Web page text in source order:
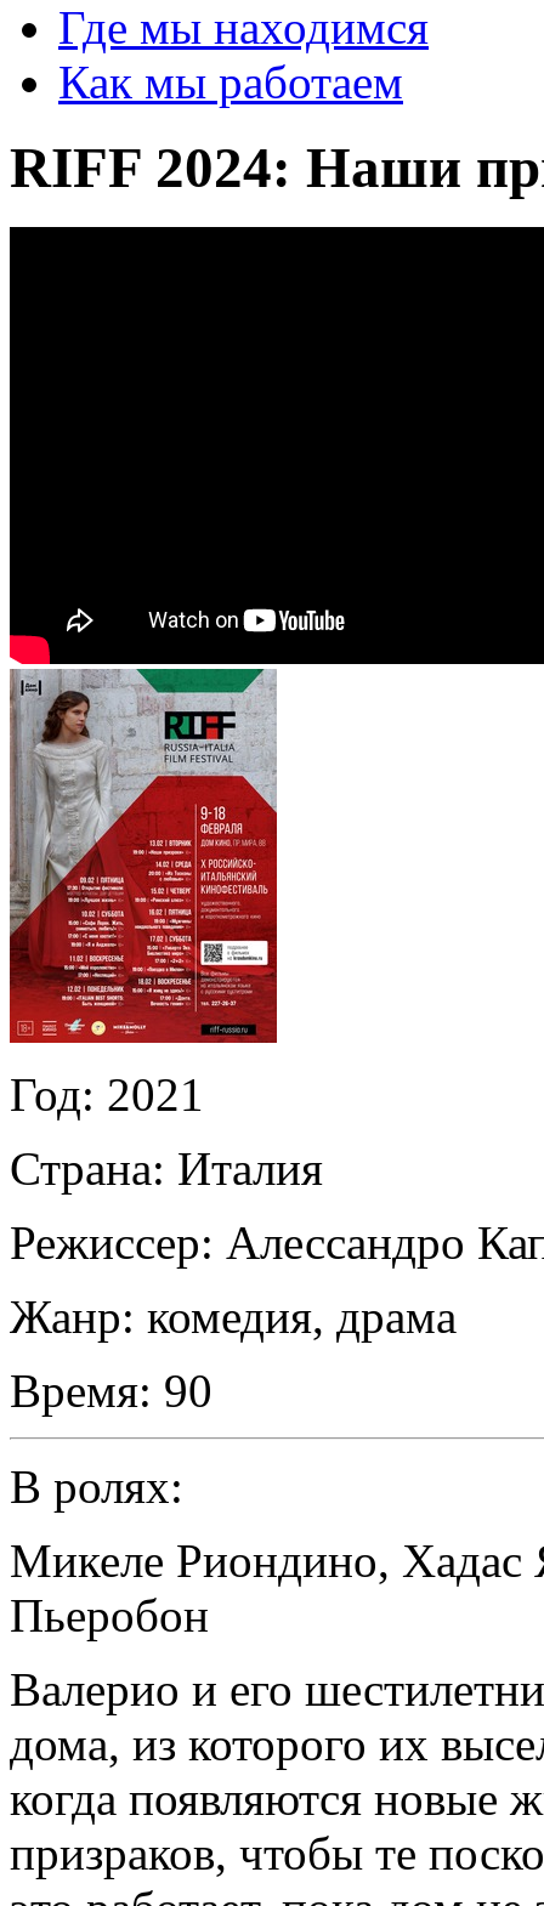
Где мы находимся
Как мы работаем
RIFF 2024: Наши
Год: 2021
Страна: Италия
Режиссер: Алессандро
Жанр: комедия, драма
Время: 90
В ролях:
Микеле Риондино, Хадас
Пьеробон
Валерио и его
дома, из которого их
когда появляются новые
призраков, чтобы те